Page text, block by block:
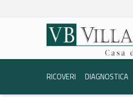
Dott. Ghirardelli Stefano - Casa di Cura Villa Bianca Trento
La vostra salute è la nostra priorità.
Header info sidebar
RICOVERI DIAGNOSTICA